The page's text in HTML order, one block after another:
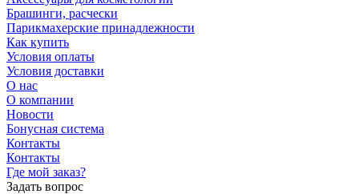
Брашинги, расчески
Парикмахерские принадлежности
Как купить
Условия оплаты
Условия доставки
О нас
О компании
Новости
Бонусная система
Контакты
Контакты
Где мой заказ?
Задать вопрос